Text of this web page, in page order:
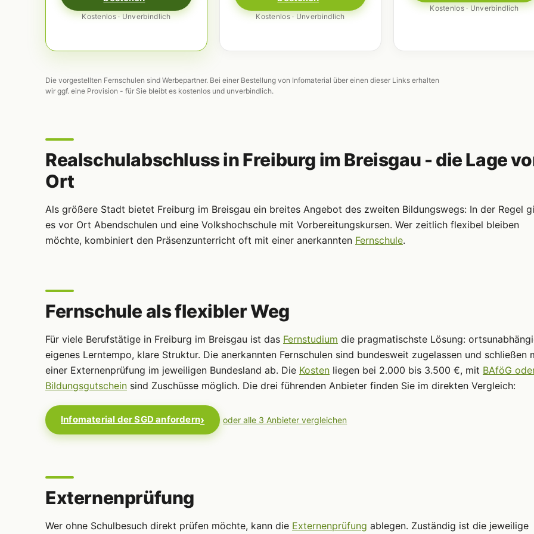
Kostenlos · Unverbindlich Kostenlos · Unverbindlich
Kostenlos · Unverbindlich
Die vorgestellten Fernschulen sind Werbepartner. Bei einer Bestellung von Infomaterial über einen dieser Links erhalten
wir ggf. eine Provision - für Sie bleibt es kostenlos und unverbindlich.
Realschulabschluss in Freiburg im Breisgau - die Lage
Ort
Als größere Stadt bietet Freiburg im Breisgau ein breites Angebot des zweiten Bildungswegs: In der Regel
es vor Ort Abendschulen und eine Volkshochschule mit Vorbereitungskursen. Wer zeitlich flexibel bleiben
möchte, kombiniert den Präsenzunterricht oft mit einer anerkannten Fernschule.
Fernschule als flexibler Weg
Für viele Berufstätige in Freiburg im Breisgau ist das Fernstudium die pragmatischste Lösung:
eigenes Lerntempo, klare Struktur. Die anerkannten Fernschulen sind bundesweit zugelassen und schließen
einer Externenprüfung im jeweiligen Bundesland ab. Die Kosten liegen bei 2.000 bis 3.500 €, mit BAföG
Bildungsgutschein sind Zuschüsse möglich. Die drei führenden Anbieter finden Sie im direkten Vergleich:
Infomaterial der SGD anfordern oder alle 3 Anbieter vergleichen
Externenprüfung
Wer ohne Schulbesuch direkt prüfen möchte, kann die Externenprüfung ablegen. Zuständig ist die jeweilige